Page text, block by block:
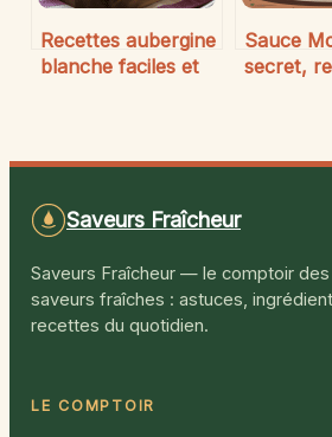
Recettes aubergine
blanche faciles et
Sauce
secret,
Saveurs Fraîcheur
Saveurs Fraîcheur — le comptoir des
saveurs fraîches : astuces,
recettes du quotidien.
LE COMPTOIR